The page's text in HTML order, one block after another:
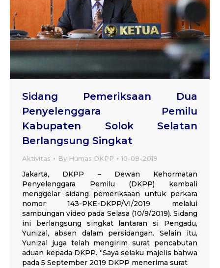
Sidang Pemeriksaan Dua
Penyelenggara Pemilu
Kabupaten Solok Selatan
Berlangsung Singkat
Aktivitas By Humas DKPP 10-09-2019
Jakarta, DKPP – Dewan Kehormatan
Penyelenggara Pemilu (DKPP) kembali
menggelar sidang pemeriksaan untuk perkara
nomor 143-PKE-DKPP/VI/2019 melalui
sambungan video pada Selasa (10/9/2019). Sidang
ini berlangsung singkat lantaran si Pengadu,
Yunizal, absen dalam persidangan. Selain itu,
Yunizal juga telah mengirim surat pencabutan
aduan kepada DKPP. “Saya selaku majelis bahwa
pada 5 September 2019 DKPP menerima surat